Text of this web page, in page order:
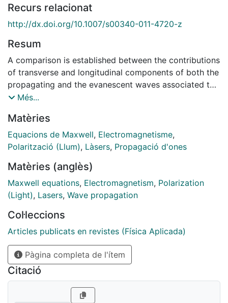
Recurs relacionat
http://dx.doi.org/10.1007/s00340-011-4720-z
Resum
A comparison is established between the contributions
of transverse and longitudinal components of both the
propagating and the evanescent waves associated to
freely propagating radially polarized nonparaxial
remain radially polarized upon propagation. In terms
of the plane-wave angular spectrum of these fields,
analytical expressions are given for determining both
relative weight integrated over the whole transverse
plane. The results are applied to two kinds of
doughnut-like beams with radial polarization, and we
planes.
Més...
Matèries
Equacions de Maxwell, Electromagnetisme,
Polarització (Llum), Làsers, Propagació d'ones
Matèries (anglès)
Maxwell equations, Electromagnetism, Polarization
(Light), Lasers, Wave propagation
Col·leccions
Articles publicats en revistes (Física Aplicada)
Pàgina completa de l'ítem
Citació